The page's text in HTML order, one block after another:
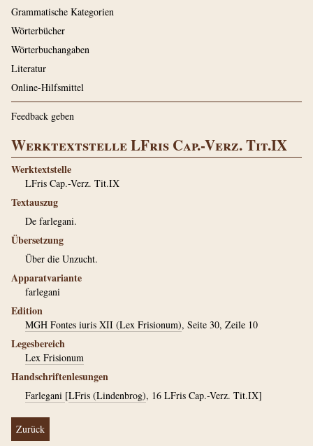
Grammatische Kategorien
Wörterbücher
Wörterbuchangaben
Literatur
Online-Hilfsmittel
Feedback geben
Werktextstelle LFris Cap.-Verz. Tit.IX
Werktextstelle
LFris Cap.-Verz. Tit.IX
Textauszug
De farlegani.
Übersetzung
Über die Unzucht.
Apparatvariante
farlegani
Edition
MGH Fontes iuris XII (Lex Frisionum), Seite 30, Zeile 10
Legesbereich
Lex Frisionum
Handschriftenlesungen
Farlegani [LFris (Lindenbrog), 16 LFris Cap.-Verz. Tit.IX]
Zurück